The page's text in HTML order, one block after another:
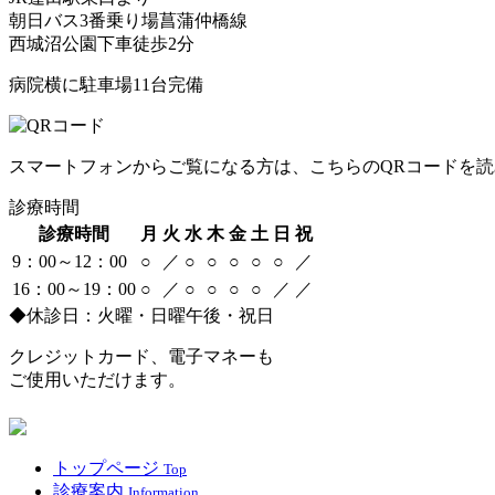
朝日バス3番乗り場菖蒲仲橋線
西城沼公園下車徒歩2分
病院横に駐車場11台完備
スマートフォンからご覧になる方は、こちらのQRコードを読
診療時間
診療時間
月 火 水 木 金 土 日 祝
9：00～12：00
○ ／ ○ ○ ○ ○ ○
／
16：00～19：00 ○ ／ ○ ○ ○ ○ ／ ／
◆休診日：火曜・日曜午後・祝日
クレジットカード、電子マネーも
ご使用いただけます。
トップページ Top